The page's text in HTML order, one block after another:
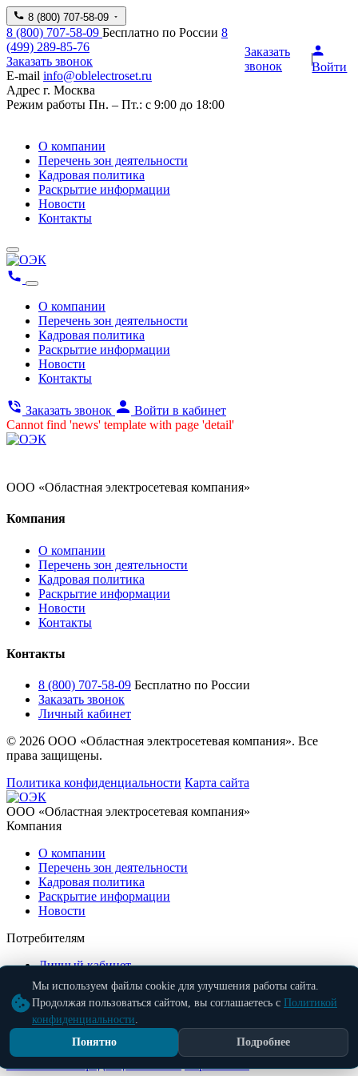
8 (800) 707-58-09
8 (800) 707-58-09 Бесплатно по России 8
(499) 289-85-76
Заказать звонок
E-mail info@oblelectroset.ru
Адрес г. Москва
Режим работы Пн. – Пт.: с 9:00 до 18:00
Заказать
звонок
Войти
О компании
Перечень зон деятельности
Кадровая политика
Раскрытие информации
Новости
Контакты
О компании
Перечень зон деятельности
Кадровая политика
Раскрытие информации
Новости
Контакты
Заказать звонок
Войти в кабинет
Cannot find 'news' template with page 'detail'
ООО «Областная электросетевая компания»
Компания
О компании
Перечень зон деятельности
Кадровая политика
Раскрытие информации
Новости
Контакты
Контакты
8 (800) 707-58-09 Бесплатно по России
Заказать звонок
Личный кабинет
© 2026 ООО «Областная электросетевая компания». Все
права защищены.
Политика конфиденциальности Карта сайта
ООО «Областная электросетевая компания»
Компания
О компании
Перечень зон деятельности
Кадровая политика
Раскрытие информации
Новости
Потребителям
Личный кабинет
Заказать звонок
Контакты
Бесплатно по России 8 (800) 707-58-09
© 2026 ООО «Областная электросетевая компания». Все
права защищены.
Мы используем файлы cookie для улучшения работы сайта.
Продолжая пользоваться сайтом, вы соглашаетесь с Политикой
конфиденциальности.
Понятно
Подробнее